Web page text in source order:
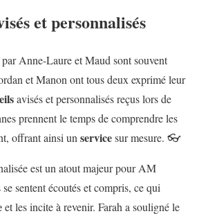
et personnalisés
Anne-Laure et Maud sont souvent
et Manon ont tous deux exprimé leur
avisés et personnalisés reçus lors de
prennent le temps de comprendre les
offrant ainsi un servicesur mesure. 👓
est un atout majeur pour AM
sentent écoutés et compris, ce qui
et les incite à revenir. Farah a souligné le